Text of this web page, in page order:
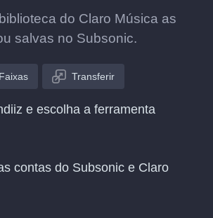
do Claro Música as
salvas no Subsonic.
Faixas Transferir
e escolha a ferramenta
contas do Subsonic e Claro